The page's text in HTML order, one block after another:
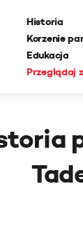
Historia
Korzenie
Edukacja
Przeglądaj